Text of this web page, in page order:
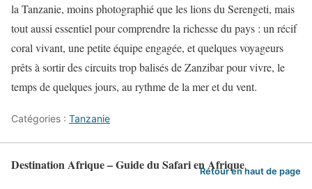
la Tanzanie, moins photographié que les lions du Serengeti, mais
tout aussi essentiel pour comprendre la richesse du pays : un récif
coral vivant, une petite équipe engagée, et quelques voyageurs
prêts à sortir des circuits trop balisés de Zanzibar pour vivre, le
temps de quelques jours, au rythme de la mer et du vent.
Catégories : Tanzanie
Destination Afrique – Guide du Safari en AfriqueRetour en haut de page